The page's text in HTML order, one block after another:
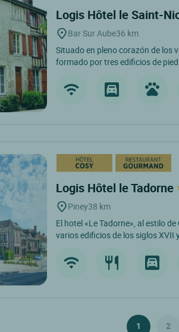
Logis Hôtel le Saint-
Bar Sur Aube36 km
Situado en pleno corazón de los
formado por tres edificios de
Logis Hôtel le Tadorne
Piney38 km
El hotel «Le Tadorne», al estilo
varios edificios de los siglos XVII
1 2